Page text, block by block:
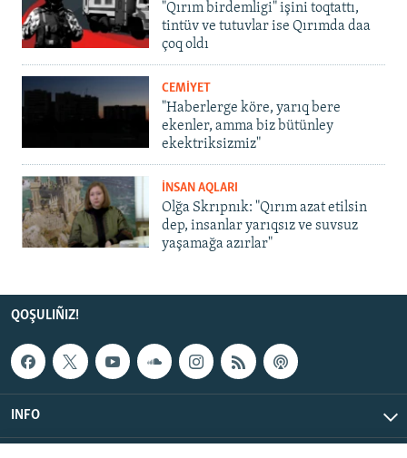
"Qırım birdemligi" işini toqtattı,
tintüv ve tutuvlar ise Qırımda daa
çoq oldı
CEMİYET
"Haberlerge köre, yarıq bere
ekenler, amma biz bütünley
ekektriksizmiz"
İNSAN AQLARI
Olğa Skrıpnık: "Qırım azat etilsin
dep, insanlar yarıqsız ve suvsuz
yaşamağa azırlar"
QOŞULIÑIZ!
INFO